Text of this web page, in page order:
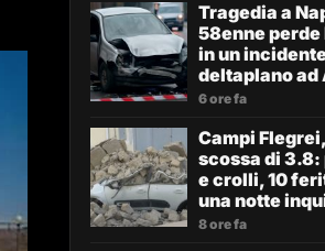
Tragedia a
58enne perde
in un
deltaplano ad
6 ore fa
Campi Flegrei,
scossa di 3.8:
e crolli, 10
una notte
8 ore fa